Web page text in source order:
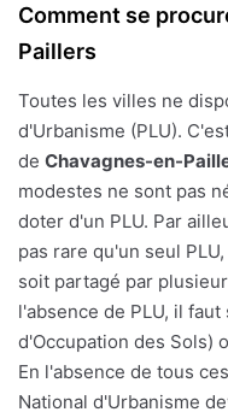
Comment se
Paillers
Toutes les villes ne
d'Urbanisme (PLU).
de Chavagnes-en-
modestes ne sont pas
doter d'un PLU. Par
pas rare qu'un seul
soit partagé par
l'absence de PLU, il
d'Occupation des Sols)
En l'absence de tous
National d'Urbanisme